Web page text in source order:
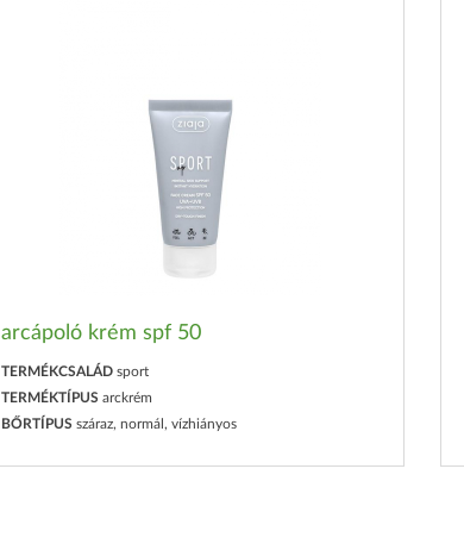
arcápoló krém spf 50
TERMÉKCSALÁD sport
TERMÉKTÍPUS arckrém
BŐRTÍPUS száraz, normál, vízhiányos